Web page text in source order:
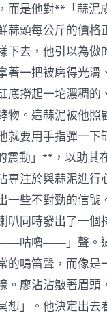
而是他對**「蒜泥
蒜頭每公斤的價格
下去，他引以為傲
著一把被磨得光滑
底撈起一坨濃稠的
物。這蒜泥被他照
就要用手指彈一下
震動」**，以助其
專注於與蒜泥進行
一些不對勁的信號
叭同時發出了一個
咕嚕——」聲。
的鳴笛聲，而像是
。廖沾沾皺著眉頭
想」。他決定出去